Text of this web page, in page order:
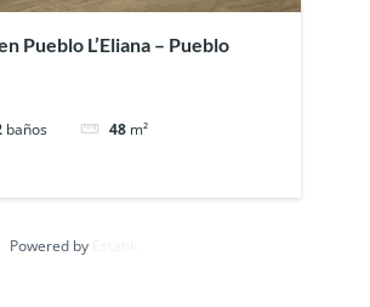
Pueblo L’Eliana – Pueblo
baños 48 m²
Powered by